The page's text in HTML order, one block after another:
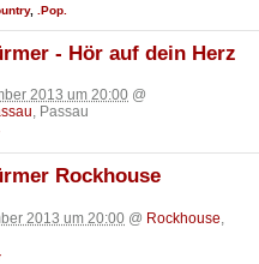
, .Pop.
- Hör auf dein Herz
2013 um 20:00 @
, Passau
Rockhouse
2013 um 20:00 @ Rockhouse